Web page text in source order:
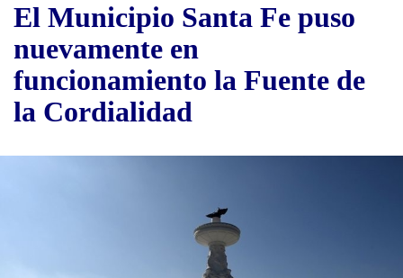
El Municipio Santa Fe puso
nuevamente en
funcionamiento la Fuente de
la Cordialidad